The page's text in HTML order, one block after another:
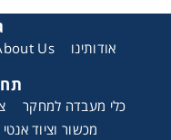
אודותינו Us
כלי מעבדה למחקר
מכשור וציוד